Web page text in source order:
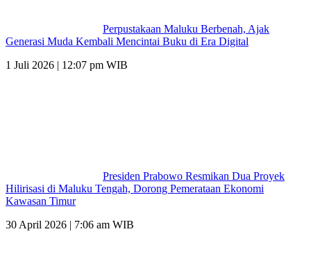
Perpustakaan Maluku Berbenah, Ajak
Generasi Muda Kembali Mencintai Buku di Era Digital
1 Juli 2026 | 12:07 pm WIB
Presiden Prabowo Resmikan Dua Proyek
Hilirisasi di Maluku Tengah, Dorong Pemerataan Ekonomi
Kawasan Timur
30 April 2026 | 7:06 am WIB